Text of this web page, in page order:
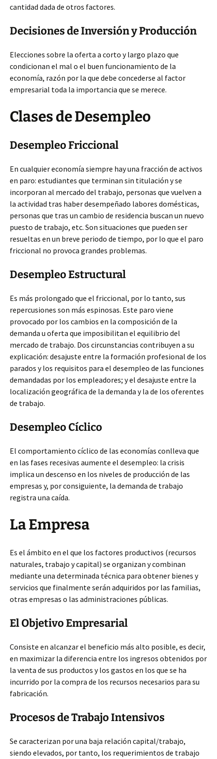
cantidad dada de otros factores.
Decisiones de Inversión y Producción
Elecciones sobre la oferta a corto y largo plazo que
condicionan el mal o el buen funcionamiento de la
economía, razón por la que debe concederse al factor
empresarial toda la importancia que se merece.
Clases de Desempleo
Desempleo Friccional
En cualquier economía siempre hay una fracción de activos
en paro: estudiantes que terminan sin titulación y se
incorporan al mercado del trabajo, personas que vuelven a
la actividad tras haber desempeñado labores domésticas,
personas que tras un cambio de residencia buscan un nuevo
puesto de trabajo, etc. Son situaciones que pueden ser
resueltas en un breve periodo de tiempo, por lo que el paro
friccional no provoca grandes problemas.
Desempleo Estructural
Es más prolongado que el friccional, por lo tanto, sus
repercusiones son más espinosas. Este paro viene
provocado por los cambios en la composición de la
demanda u oferta que imposibilitan el equilibrio del
mercado de trabajo. Dos circunstancias contribuyen a su
explicación: desajuste entre la formación profesional de los
parados y los requisitos para el desempleo de las funciones
demandadas por los empleadores; y el desajuste entre la
localización geográfica de la demanda y la de los oferentes
de trabajo.
Desempleo Cíclico
El comportamiento cíclico de las economías conlleva que
en las fases recesivas aumente el desempleo: la crisis
implica un descenso en los niveles de producción de las
empresas y, por consiguiente, la demanda de trabajo
registra una caída.
La Empresa
Es el ámbito en el que los factores productivos (recursos
naturales, trabajo y capital) se organizan y combinan
mediante una determinada técnica para obtener bienes y
servicios que finalmente serán adquiridos por las familias,
otras empresas o las administraciones públicas.
El Objetivo Empresarial
Consiste en alcanzar el beneficio más alto posible, es decir,
en maximizar la diferencia entre los ingresos obtenidos por
la venta de sus productos y los gastos en los que se ha
incurrido por la compra de los recursos necesarios para su
fabricación.
Procesos de Trabajo Intensivos
Se caracterizan por una baja relación capital/trabajo,
siendo elevados, por tanto, los requerimientos de trabajo